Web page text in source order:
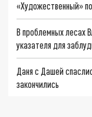
«Художественный»
В проблемных лесах
указателя для
Даня с Дашей
закончились